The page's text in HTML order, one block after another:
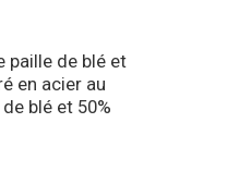
paille de blé et
en acier au
blé et 50%